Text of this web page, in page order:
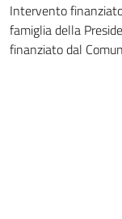
Intervento
famiglia della
finanziato dal